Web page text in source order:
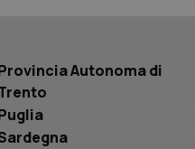
Autonoma di
il sito, ma un
Analytics